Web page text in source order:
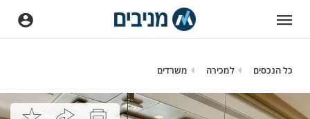
כל הנכסים למכירה משרדים